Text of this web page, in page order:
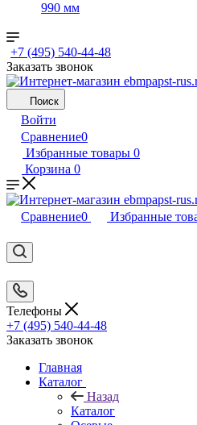
990 мм
+7 (495) 540-44-48
Заказать звонок
Поиск
Войти
Сравнение0
Избранные товары 0
Корзина 0
Сравнение0 Избранные
Телефоны
+7 (495) 540-44-48
Заказать звонок
Главная
Каталог
Назад
Каталог